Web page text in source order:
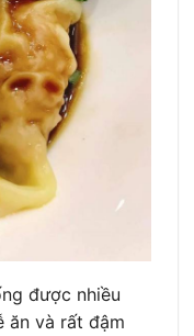
được nhiều
ăn và rất đậm